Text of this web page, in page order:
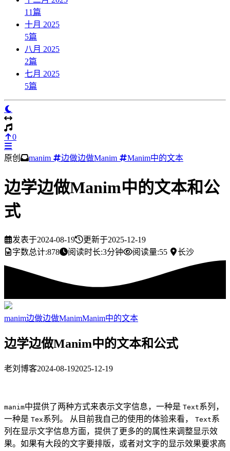
11篇
十月 2025
5篇
八月 2025
2篇
七月 2025
5篇
0
原创 manim 边做边做Manim Manim中的文本
边学边做Manim中的文本和公
式
发表于2024-08-19 更新于2025-12-19
字数总计:878 阅读时长:3分钟 阅读量:55 长沙
manim边做边做ManimManim中的文本
边学边做Manim中的文本和公式
老刘博客2024-08-192025-12-19
manim中提供了两种方式来表示文字信息，一种是 Text系列，
一种是 Tex系列。 从目前我自己的使用的体验来看， Text系
列在显示文字信息方面，提供了更多的的属性来调整显示效
果。如果有大段的文字要排版，或者对文字的显示效果要求高